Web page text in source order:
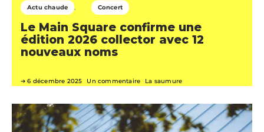
Actu chaude Concert
Le Main Square confirme une
édition 2026 collector avec 12
nouveaux noms
6 décembre 2025 Un commentaire La saumure